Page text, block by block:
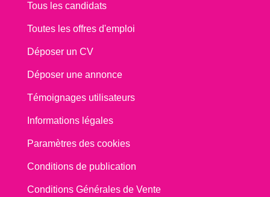
Tous les candidats
Toutes les offres d'emploi
Déposer un CV
Déposer une annonce
Témoignages utilisateurs
Informations légales
Paramètres des cookies
Conditions de publication
Conditions Générales de Vente